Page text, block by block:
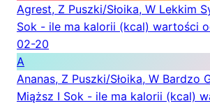
Agrest, Z Puszki/Słoika, W Lekkim
Sok - ile ma kalorii (kcal) wartości
02-20
A
Ananas, Z Puszki/Słoika, W Bardzo
Miąższ I Sok - ile ma kalorii (kcal)